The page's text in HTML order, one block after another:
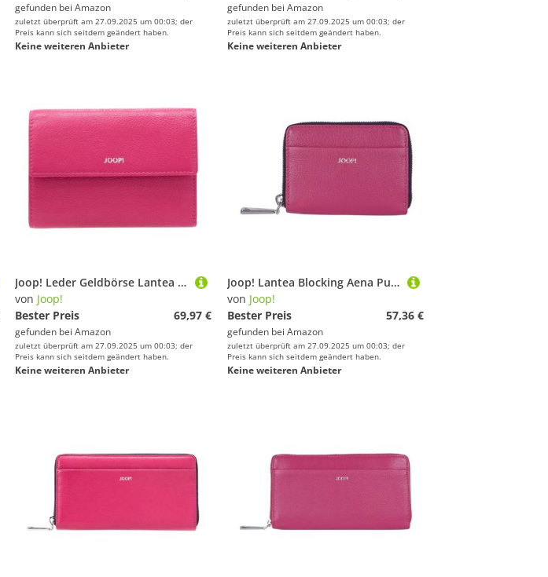
gefunden bei Amazon
zuletzt überprüft am 27.09.2025 um 00:03; der
Preis kann sich seitdem geändert haben.
Keine weiteren Anbieter
gefunden bei Amazon
zuletzt überprüft am 27.09.2025 um 00:03; der
Preis kann sich seitdem geändert haben.
Keine weiteren Anbieter
Joop! Leder Geldbörse Lantea Cosma Purse Pink Purpur
von Joop!
Bester Preis
69,97 €
gefunden bei Amazon
zuletzt überprüft am 27.09.2025 um 00:03; der
Preis kann sich seitdem geändert haben.
Keine weiteren Anbieter
Joop! Lantea Blocking Aena Purse S Pink
von Joop!
Bester Preis
57,36 €
gefunden bei Amazon
zuletzt überprüft am 27.09.2025 um 00:03; der
Preis kann sich seitdem geändert haben.
Keine weiteren Anbieter